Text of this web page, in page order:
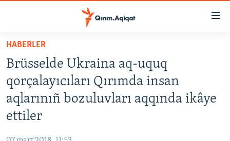
Esas
qaytmaq
Baş
navigatsiyağa
qaytmaq
Qıdıruvğa
HABERLER
SİYASET
İQTİSADİYAT
CEMİYET
HABERLER
Brüsselde Ukraina aq-uquq
qorçalayıcıları Qırımda insan
aqlarınıñ bozuluvları aqqında ikâye
ettiler